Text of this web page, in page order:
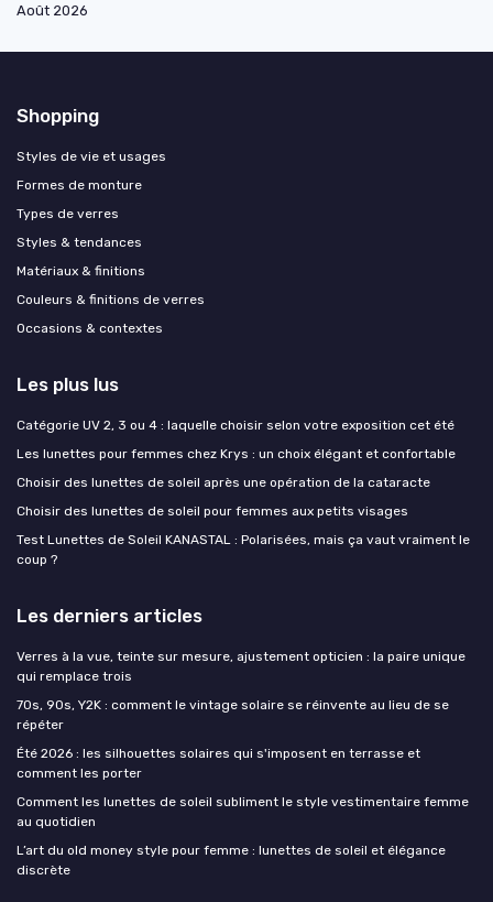
Août 2026
Shopping
Styles de vie et usages
Formes de monture
Types de verres
Styles & tendances
Matériaux & finitions
Couleurs & finitions de verres
Occasions & contextes
Les plus lus
Catégorie UV 2, 3 ou 4 : laquelle choisir selon votre exposition cet été
Les lunettes pour femmes chez Krys : un choix élégant et confortable
Choisir des lunettes de soleil après une opération de la cataracte
Choisir des lunettes de soleil pour femmes aux petits visages
Test Lunettes de Soleil KANASTAL : Polarisées, mais ça vaut vraiment le
coup ?
Les derniers articles
Verres à la vue, teinte sur mesure, ajustement opticien : la paire unique
qui remplace trois
70s, 90s, Y2K : comment le vintage solaire se réinvente au lieu de se
répéter
Été 2026 : les silhouettes solaires qui s'imposent en terrasse et
comment les porter
Comment les lunettes de soleil subliment le style vestimentaire femme
au quotidien
L’art du old money style pour femme : lunettes de soleil et élégance
discrète